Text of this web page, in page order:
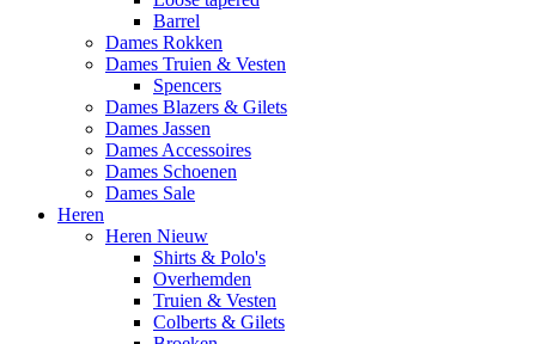
Barrel
Dames Rokken
Dames Truien & Vesten
Spencers
Dames Blazers & Gilets
Dames Jassen
Dames Accessoires
Dames Schoenen
Dames Sale
Heren
Heren Nieuw
Shirts & Polo's
Overhemden
Truien & Vesten
Colberts & Gilets